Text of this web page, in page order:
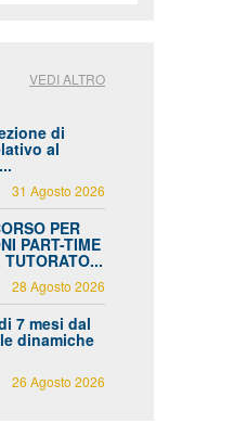
VEDI ALTRO
di
al
31 Agosto 2026
PER
PART-TIME
28 Agosto 2026
7 mesi dal
dinamiche
26 Agosto 2026